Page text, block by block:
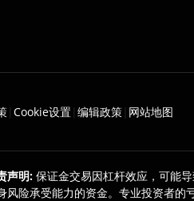
| Cookie设置| 编辑政策| 网站地图
声明: 保证金交易因杠杆效应，可能
风险承受能力的资金。专业投资者